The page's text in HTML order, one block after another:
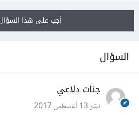
أجب على هذا السؤال
السؤال
جنات دلاعي
نشر13 أغسطس 2017